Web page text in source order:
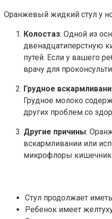
Оранжевый жидкий стул у
Колостаз: Одной из
двенадцатиперстную
путей. Если у вашего
врачу для
Грудное
Грудное молоко
других проблем со
Другие причины:
вскармливании или
микрофлоры
Стул продолжает
Ребенок имеет